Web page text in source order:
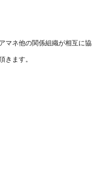
マネ他の関係組織が相互に協
きます。